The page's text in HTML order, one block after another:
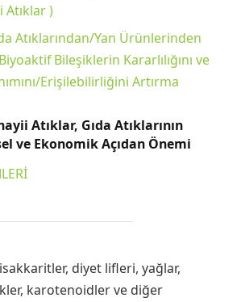
)
Atıklarından/Yan Ürünlerinden
Bileşiklerin Kararlılığını ve
Erişilebilirliğini Artırma
Atıklar, Gıda Atıklarının
ve Ekonomik Açıdan Önemi
diyet lifleri, yağlar,
karotenoidler ve diğer